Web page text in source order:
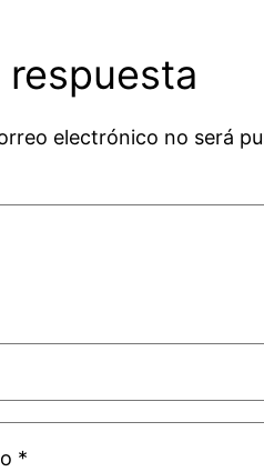
respuesta
electrónico no será
*